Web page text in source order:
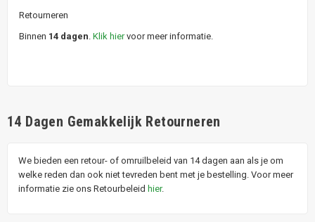
Retourneren
Binnen 14 dagen Klik hiervoor meer informatie.
14 Dagen Gemakkelijk Retourneren
We bieden een retour- of omruilbeleid van 14 dagen aan als je om
welke reden dan ook niet tevreden bent met je bestelling. Voor meer
informatie zie ons Retourbeleid hier.